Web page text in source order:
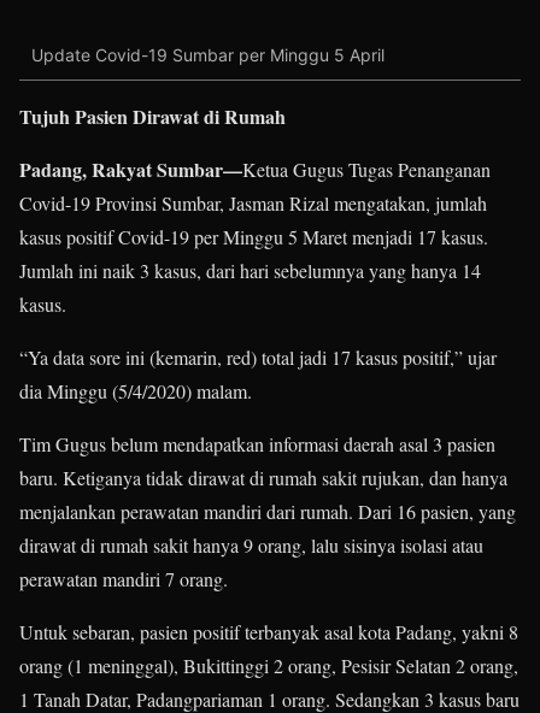
Update Covid-19 Sumbar per Minggu 5 April
Tujuh Pasien Dirawat di Rumah
Padang, Rakyat Sumbar—Ketua Gugus Tugas Penanganan
Covid-19 Provinsi Sumbar, Jasman Rizal mengatakan, jumlah
kasus positif Covid-19 per Minggu 5 Maret menjadi 17 kasus.
Jumlah ini naik 3 kasus, dari hari sebelumnya yang hanya 14
kasus.
“Ya data sore ini (kemarin, red) total jadi 17 kasus positif,” ujar
dia Minggu (5/4/2020) malam.
Tim Gugus belum mendapatkan informasi daerah asal 3 pasien
baru. Ketiganya tidak dirawat di rumah sakit rujukan, dan hanya
menjalankan perawatan mandiri dari rumah. Dari 16 pasien, yang
dirawat di rumah sakit hanya 9 orang, lalu sisinya isolasi atau
perawatan mandiri 7 orang.
Untuk sebaran, pasien positif terbanyak asal kota Padang, yakni 8
orang (1 meninggal), Bukittinggi 2 orang, Pesisir Selatan 2 orang,
1 Tanah Datar, Padangpariaman 1 orang. Sedangkan 3 kasus baru